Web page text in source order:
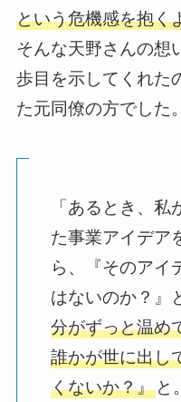
という危機感を抱く
そんな天野さんの想
歩目を示してくれた
た元同僚の方でした。
「あるとき、
た事業アイデア
ら、『そのアイ
はないのか？』
分がずっと温め
誰かが世に出し
くないか？』と